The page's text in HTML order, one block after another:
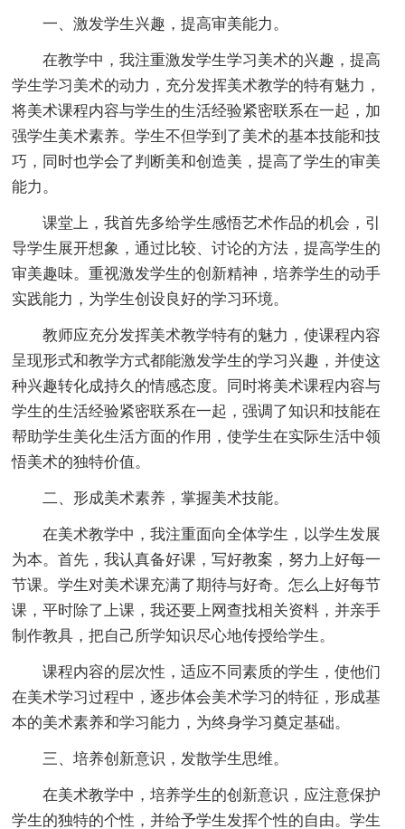
一、激发学生兴趣，提高审美能力。
在教学中，我注重激发学生学习美术的兴趣，提高
学生学习美术的动力，充分发挥美术教学的特有魅力，
将美术课程内容与学生的生活经验紧密联系在一起，加
强学生美术素养。学生不但学到了美术的基本技能和技
巧，同时也学会了判断美和创造美，提高了学生的审美
能力。
课堂上，我首先多给学生感悟艺术作品的机会，引
导学生展开想象，通过比较、讨论的方法，提高学生的
审美趣味。重视激发学生的创新精神，培养学生的动手
实践能力，为学生创设良好的学习环境。
教师应充分发挥美术教学特有的魅力，使课程内容
呈现形式和教学方式都能激发学生的学习兴趣，并使这
种兴趣转化成持久的情感态度。同时将美术课程内容与
学生的生活经验紧密联系在一起，强调了知识和技能在
帮助学生美化生活方面的作用，使学生在实际生活中领
悟美术的独特价值。
二、形成美术素养，掌握美术技能。
在美术教学中，我注重面向全体学生，以学生发展
为本。首先，我认真备好课，写好教案，努力上好每一
节课。学生对美术课充满了期待与好奇。怎么上好每节
课，平时除了上课，我还要上网查找相关资料，并亲手
制作教具，把自己所学知识尽心地传授给学生。
课程内容的层次性，适应不同素质的学生，使他们
在美术学习过程中，逐步体会美术学习的特征，形成基
本的美术素养和学习能力，为终身学习奠定基础。
三、培养创新意识，发散学生思维。
在美术教学中，培养学生的创新意识，应注意保护
学生的独特的个性，并给予学生发挥个性的自由。学生